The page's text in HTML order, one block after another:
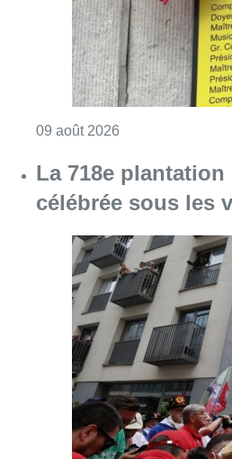
09 août 2026 Consulter
Festival
transmission au
édition